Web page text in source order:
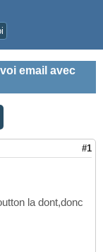
email avec
#1
la dont,donc